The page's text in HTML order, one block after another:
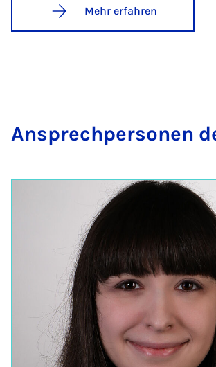
Mehr erfahren
An­sprech­per­so­nen